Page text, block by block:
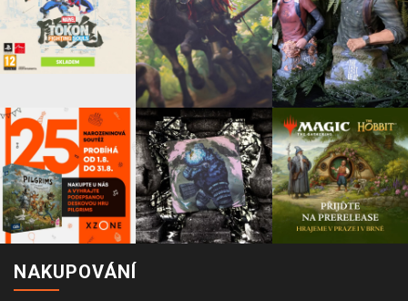
NAKUPOVÁNÍ